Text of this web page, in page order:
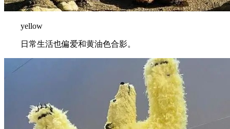
yellow
日常生活也偏爱和黄油色合影。